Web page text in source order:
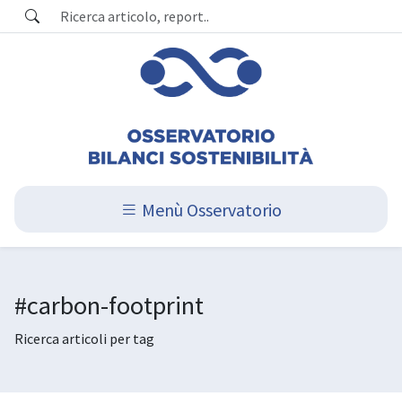
Menù Osservatorio
#carbon-footprint
Ricerca articoli per tag